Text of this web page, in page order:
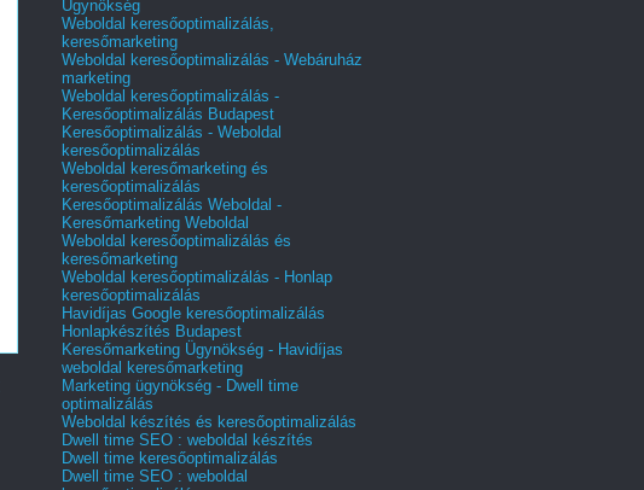
Ügynökség
Weboldal keresőoptimalizálás,
keresőmarketing
Weboldal keresőoptimalizálás - Webáruház
marketing
Weboldal keresőoptimalizálás -
Keresőoptimalizálás Budapest
Keresőoptimalizálás - Weboldal
keresőoptimalizálás
Weboldal keresőmarketing és
keresőoptimalizálás
Keresőoptimalizálás Weboldal -
Keresőmarketing Weboldal
Weboldal keresőoptimalizálás és
keresőmarketing
Weboldal keresőoptimalizálás - Honlap
keresőoptimalizálás
Havidíjas Google keresőoptimalizálás
Honlapkészítés Budapest
Keresőmarketing Ügynökség - Havidíjas
weboldal keresőmarketing
Marketing ügynökség - Dwell time
optimalizálás
Weboldal készítés és keresőoptimalizálás
Dwell time SEO : weboldal készítés
Dwell time keresőoptimalizálás
Dwell time SEO : weboldal